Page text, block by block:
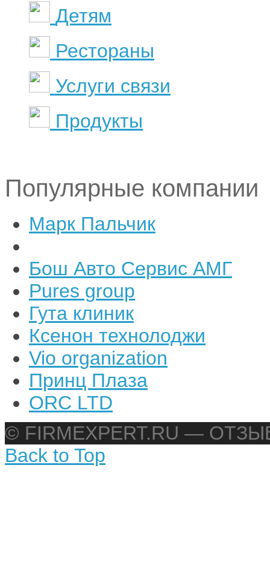
Детям
Рестораны
Услуги связи
Продукты
Популярные компании
Марк Пальчик
Бош Авто Сервис АМГ
Pures group
Гута клиник
Ксенон технолоджи
Vio organization
Принц Плаза
ORC LTD
© FIRMEXPERT.RU —
Back to Top